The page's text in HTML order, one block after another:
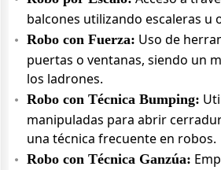
balcones utilizando escaleras u
Robo con Fuerza: Uso de
puertas o ventanas, siendo un
los ladrones.
Robo con Técnica Bumping:
manipuladas para abrir
una técnica frecuente en robos.
Robo con Técnica Ganzúa: